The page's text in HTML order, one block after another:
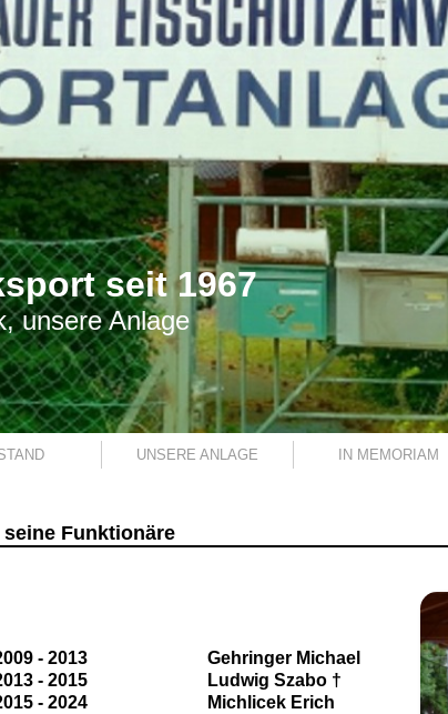
seit 1967
unsere Anlage
UNSERE ANLAGE IN MEMORIAM
Funktionäre
- 2013 Gehringer Michael
- 2015 Ludwig Szabo †
- 2024
Michlicek Erich